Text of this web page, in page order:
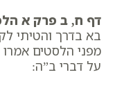
דף ח, ב פרק א
בא בדרך והטיתי
מפני הלסטים
על דברי ב”ה: